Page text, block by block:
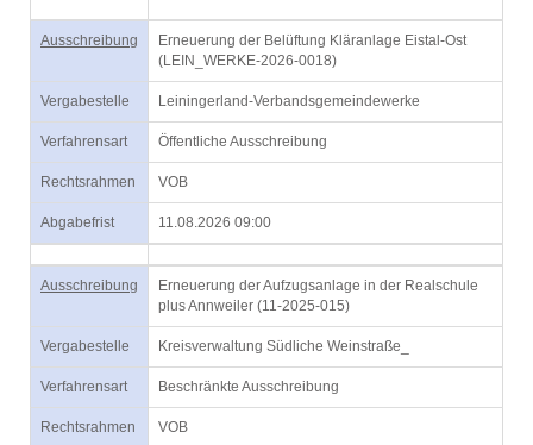
Ausschreibung
Erneuerung der Belüftung Kläranlage Eistal-Ost
(LEIN_WERKE-2026-0018)
Vergabestelle Leiningerland-Verbandsgemeindewerke
Verfahrensart Öffentliche Ausschreibung
Rechtsrahmen VOB
Abgabefrist 11.08.2026 09:00
Ausschreibung
Erneuerung der Aufzugsanlage in der Realschule
plus Annweiler (11-2025-015)
Vergabestelle Kreisverwaltung Südliche Weinstraße_
Verfahrensart Beschränkte Ausschreibung
Rechtsrahmen VOB